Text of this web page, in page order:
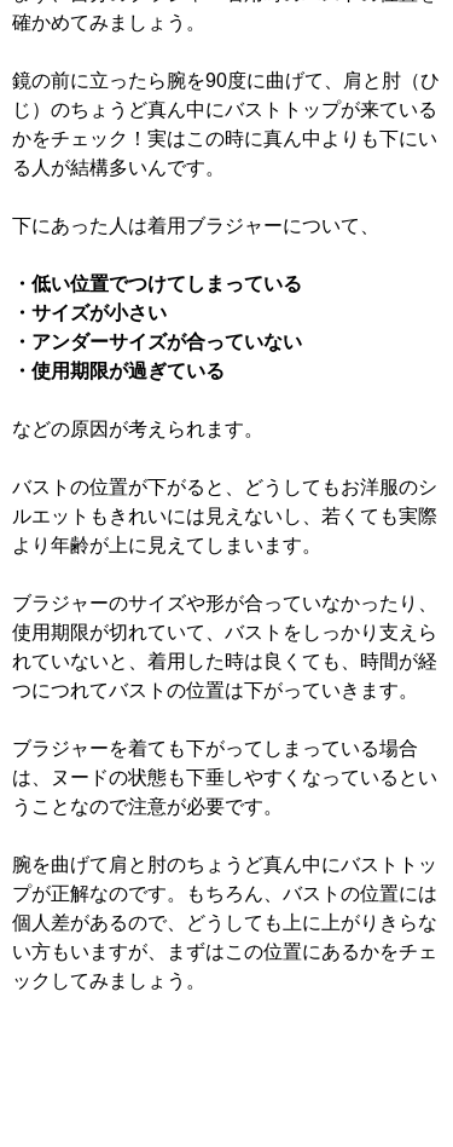
確かめてみましょう。
鏡の前に立ったら腕を90度に曲げて、肩と肘（ひ
じ）のちょうど真ん中にバストトップが来ている
かをチェック！実はこの時に真ん中よりも下にい
る人が結構多いんです。
下にあった人は着用ブラジャーについて、
・低い位置でつけてしまっている
・サイズが小さい
・アンダーサイズが合っていない
・使用期限が過ぎている
などの原因が考えられます。
バストの位置が下がると、どうしてもお洋服のシ
ルエットもきれいには見えないし、若くても実際
より年齢が上に見えてしまいます。
ブラジャーのサイズや形が合っていなかったり、
使用期限が切れていて、バストをしっかり支えら
れていないと、着用した時は良くても、時間が経
つにつれてバストの位置は下がっていきます。
ブラジャーを着ても下がってしまっている場合
は、ヌードの状態も下垂しやすくなっているとい
うことなので注意が必要です。
腕を曲げて肩と肘のちょうど真ん中にバストトッ
プが正解なのです。もちろん、バストの位置には
個人差があるので、どうしても上に上がりきらな
い方もいますが、まずはこの位置にあるかをチェ
ックしてみましょう。